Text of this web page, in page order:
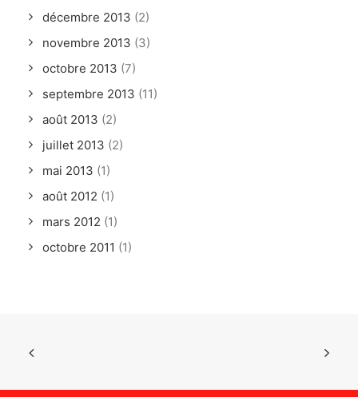
décembre 2013 (2)
novembre 2013 (3)
octobre 2013 (7)
septembre 2013 (11)
août 2013 (2)
juillet 2013 (2)
mai 2013 (1)
août 2012 (1)
mars 2012 (1)
octobre 2011 (1)